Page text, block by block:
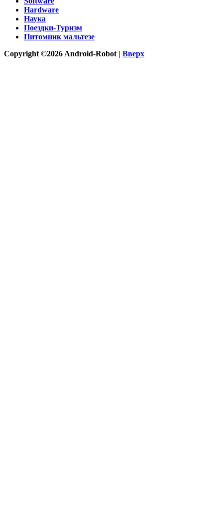
Hardware
Наука
Поездки-Туризм
Питомник мальтезе
Copyright ©2026 Android-Robot | Вверх